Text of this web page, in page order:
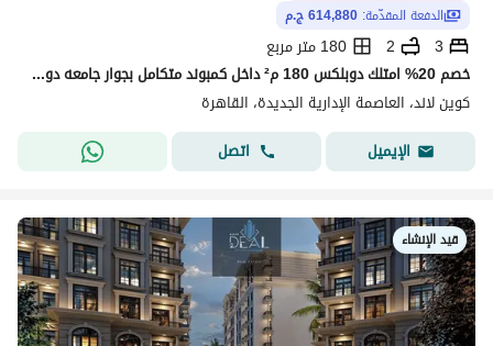
الدفعة المقدّمة: 614,880 ج.م
3
2
180 متر مربع
خصم 20% امتلك دوبلكس 180 م² داخل كمبوند متكامل بجوار جامعه دوليه و فندق خمس نجوم مع Club House مجانًا وتقسيط حتى 10 سنوات فى العاصمه الاداريه
كوين لاند، العاصمة الإدارية الجديدة، القاهرة
الإيميل
اتصل
قيد الإنشاء